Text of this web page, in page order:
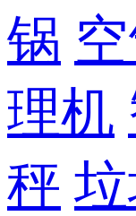
锅
理机
秤